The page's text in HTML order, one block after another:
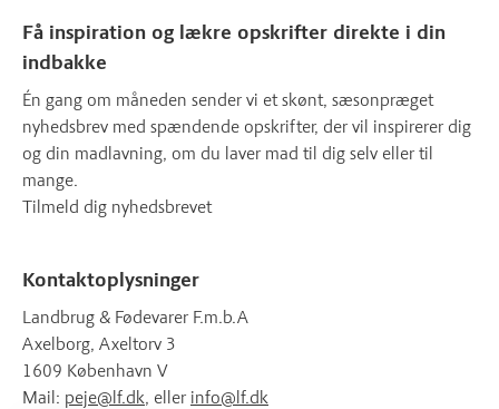
Få inspiration og lækre opskrifter direkte i din
indbakke
Én gang om måneden sender vi et skønt, sæsonpræget
nyhedsbrev med spændende opskrifter, der vil inspirerer dig
og din madlavning, om du laver mad til dig selv eller til
mange.
Tilmeld dig nyhedsbrevet
Kontaktoplysninger
Landbrug & Fødevarer F.m.b.A
Axelborg, Axeltorv 3
1609 København V
Mail: peje@lf.dk, eller info@lf.dk